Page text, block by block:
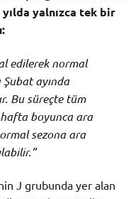
yalnızca tek bir
edilerek normal
Şubat ayında
Bu süreçte tüm
boyunca ara
sezona ara
J grubunda yer alan